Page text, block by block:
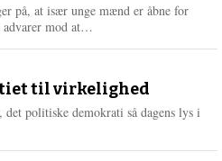
på, at især unge mænd er åbne for
mod at…
e
r
til virkelighed
politiske demokrati så dagens lys i